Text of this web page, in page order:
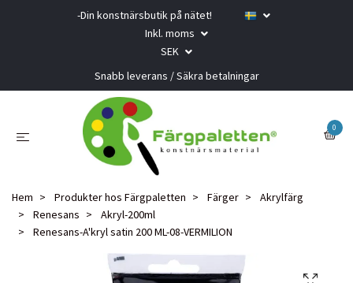
-Din konstnärsbutik på nätet!
Inkl. moms
SEK
Snabb leverans / Säkra betalningar
0
Hem Produkter hos Färgpaletten Färger
Akrylfärg
Renesans
Akryl-200ml
Renesans-A'kryl satin 200 ML-08-VERMILION